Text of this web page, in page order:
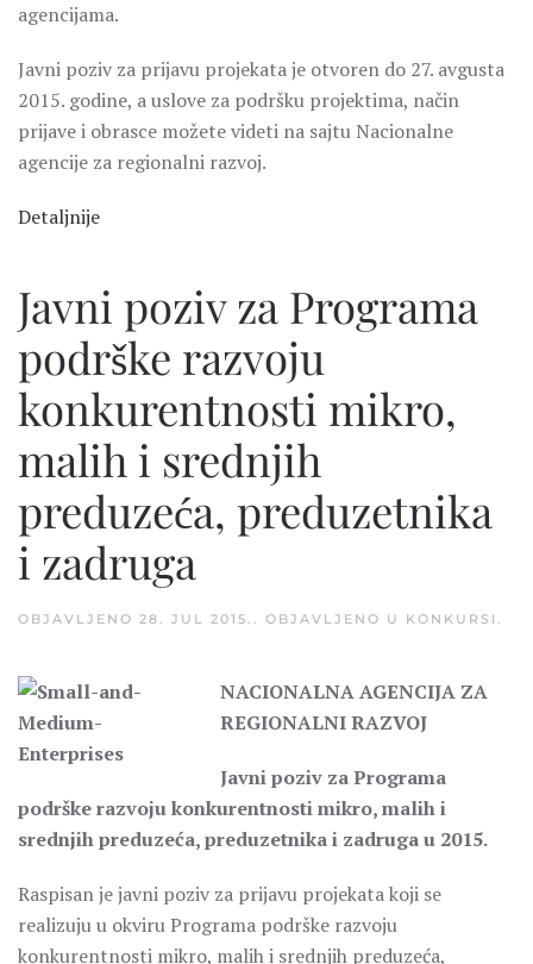
agencijama.
Javni poziv za prijavu projekata je otvoren do 27. avgusta
2015. godine, a uslove za podršku projektima, način
prijave i obrasce možete videti na sajtu Nacionalne
agencije za regionalni razvoj.
Detaljnije
Javni poziv za Programa
podrške razvoju
konkurentnosti mikro,
malih i srednjih
preduzeća, preduzetnika
i zadruga
OBJAVLJENO 28. JUL 2015. . OBJAVLJENO U KONKURSI .
NACIONALNA AGENCIJA ZA
REGIONALNI RAZVOJ
Javni poziv za Programa
podrške razvoju konkurentnosti mikro, malih i
srednjih preduzeća, preduzetnika i zadruga u 2015.
Raspisan je javni poziv za prijavu projekata koji se
realizuju u okviru Programa podrške razvoju
konkurentnosti mikro, malih i srednjih preduzeća,